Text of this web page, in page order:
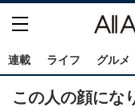
連載 ライフ グルメ
この人の顔にな